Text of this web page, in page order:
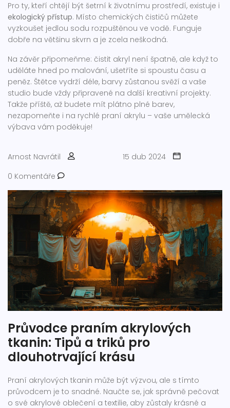
Pro ty, kteří chtějí být šetrní k životnímu prostředí, existuje i
ekologický přístup. Místo chemických čističů můžete
vyzkoušet jedlou sodu rozpuštěnou ve vodě. Funguje
dobře na většinu skvrn a je zcela neškodná.
Na závěr připomeňme: čistit akryl není špatně, ale když to
uděláte hned po malování, ušetříte si spoustu času a
peněz. Štětce vydrží déle, barvy zůstanou svěží a vaše
studio bude vždy připravené na další kreativní projekty.
Takže příště, až budete mít plátno plné barev,
nezapomeňte i na rychlé praní akrylu – vaše umělecká
výbava vám poděkuje!
Arnost Navrátil
15 dub 2024
0 Komentáře
Průvodce praním akrylových
tkanin: Tipů a triků pro
dlouhotrvající krásu
Praní akrylových tkanin může být výzvou, ale s tímto
průvodcem je to snadné. Naučte se, jak správně pečovat
o své akrylové oblečení a textilie, aby zůstaly krásné a